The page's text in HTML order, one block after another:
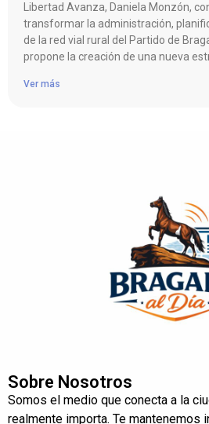
Libertad Avanza, Daniela Monzón,
transformar la administración,
de la red vial rural del Partido de
propone la creación de una nueva
Ver más
Sobre Nosotros
Somos el medio que conecta a la
realmente importa. Te mantenemos